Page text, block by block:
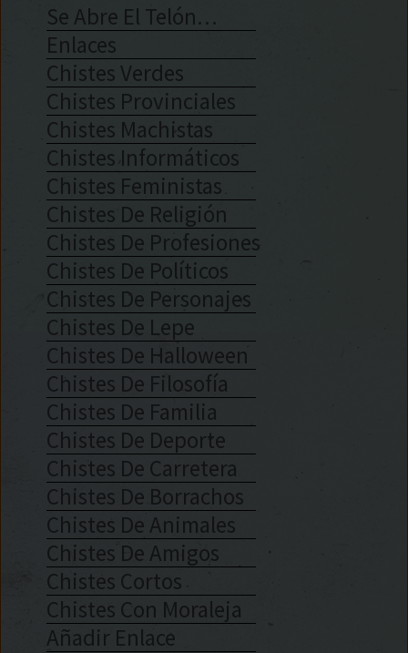
Se Abre El Telón…
Enlaces
Chistes Verdes
Chistes Provinciales
Chistes Machistas
Chistes Informáticos
Chistes Feministas
Chistes De Religión
Chistes De Profesiones
Chistes De Políticos
Chistes De Personajes
Chistes De Lepe
Chistes De Halloween
Chistes De Filosofía
Chistes De Familia
Chistes De Deporte
Chistes De Carretera
Chistes De Borrachos
Chistes De Animales
Chistes De Amigos
Chistes Cortos
Chistes Con Moraleja
Añadir Enlace